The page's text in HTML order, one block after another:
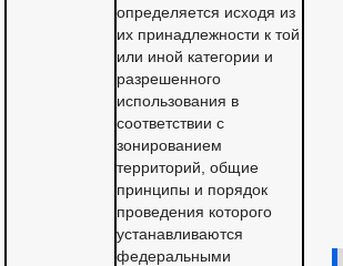
определяется исходя из
их принадлежности к той
или иной категории и
разрешенного
использования в
соответствии с
зонированием
территорий, общие
принципы и порядок
проведения которого
устанавливаются
федеральными